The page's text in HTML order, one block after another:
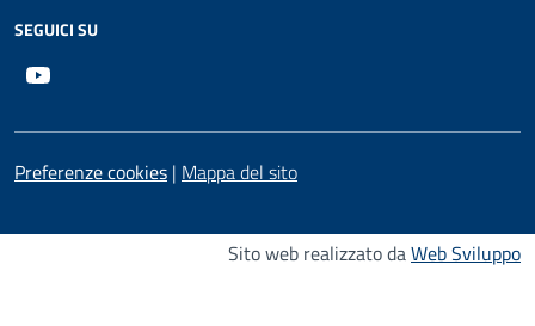
SEGUICI SU
Preferenze cookies | Mappa del sito
Sito web realizzato daWeb Sviluppo